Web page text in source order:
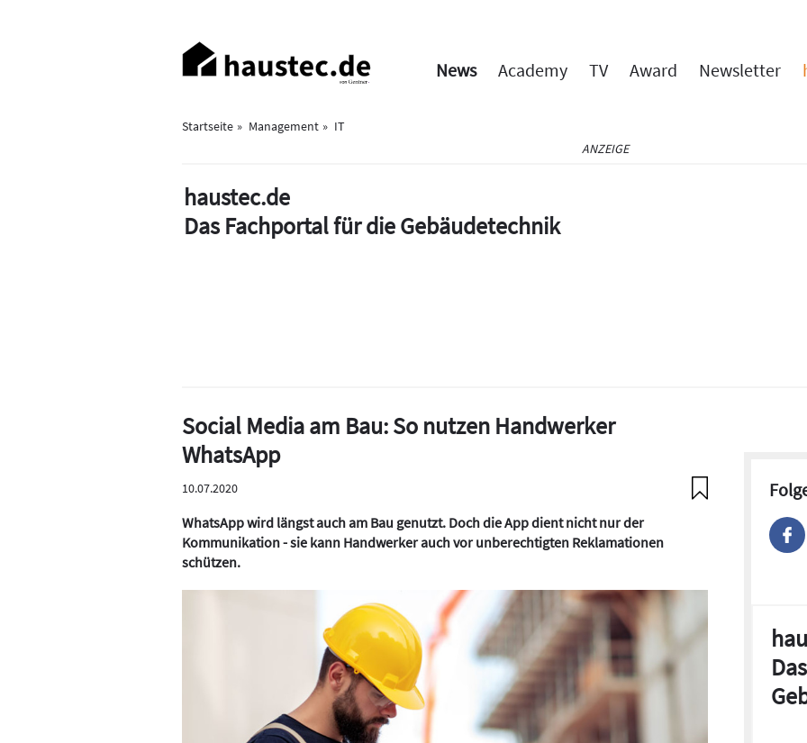
Haupt-
Navigation
News Academy TV Award Newsletter
Startseite Management
IT
ANZEIGE
haustec.de
Das Fachportal für die Gebäudetechnik
Social Media am Bau: So nutzen Handwerker
WhatsApp
10.07.2020
WhatsApp wird längst auch am Bau genutzt. Doch die App dient nicht nur der
Kommunikation - sie kann Handwerker auch vor unberechtigten Reklamationen
schützen.